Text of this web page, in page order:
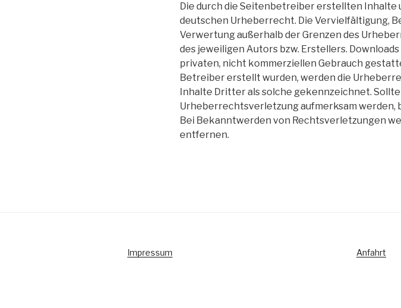
Die durch die Seitenbetreiber erstellten Inhalte
deutschen Urheberrecht. Die Vervielfältigung,
Verwertung außerhalb der Grenzen des
des jeweiligen Autors bzw. Erstellers.
privaten, nicht kommerziellen Gebrauch
Betreiber erstellt wurden, werden die
Inhalte Dritter als solche gekennzeichnet.
Urheberrechtsverletzung aufmerksam werden,
Bei Bekanntwerden von Rechtsverletzungen
entfernen.
Impressum Anfahrt